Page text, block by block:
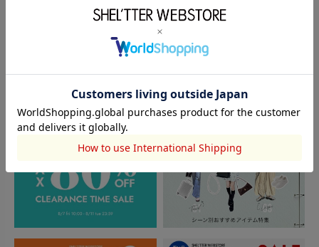
閲覧中カテゴリーのランキング
TOPICS